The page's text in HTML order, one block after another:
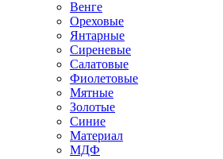
Венге
Ореховые
Янтарные
Сиреневые
Салатовые
Фиолетовые
Мятные
Золотые
Синие
Материал
МДФ